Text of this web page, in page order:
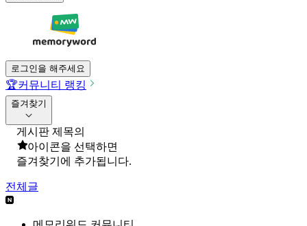
로그인을 해주세요
🏆커뮤니티 랭킹
즐겨찾기
게시판 제목의
아이콘을 선택하면
즐겨찾기에 추가됩니다.
전체글